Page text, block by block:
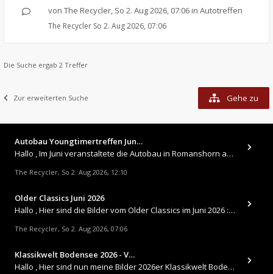
von The Recycler, So 2. Aug 2026, 07:06 in Autotreffen
The Recycler So 2. Aug 2026, 07:06
Die Suche ergab 2 Treffer
Zur erweiterten Suche Gehe zu
Autobau Youngtimertreffen Jun…
Hallo , Im Juni veranstaltete die Autobau in Romanshorn auf ihrem Gelände ein kleines Youngtimertreffen : https://up.
The Recycler, So 2. Aug 2026, 12:10
Older Classics Juni 2026
​Hallo , Hier sind die Bilder vom Older Classics im Juni 2026 : https://up.picr.de/51155940wd.jpg https://up.pic
The Recycler, So 2. Aug 2026, 07:06
Klassikwelt Bodensee 2026 - V…
Hallo , Hier sind nun meine Bilder 2026er Klassikwelt Bodensee 😀 https://up.picr.de/51125547rb.jpg https://up.pi